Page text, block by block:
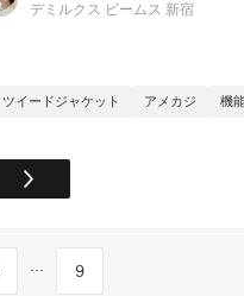
デミルクス ビームス 新宿
ツイードジャケット アメカジ 機
... 9